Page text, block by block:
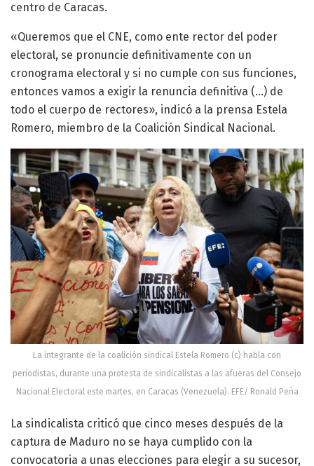
centro de Caracas.
«Queremos que el CNE, como ente rector del poder
electoral, se pronuncie definitivamente con un
cronograma electoral y si no cumple con sus funciones,
entonces vamos a exigir la renuncia definitiva (…) de
todo el cuerpo de rectores», indicó a la prensa Estela
Romero, miembro de la Coalición Sindical Nacional.
La integrante de la coalición sindical Estela Romero (c) habla con
periodistas, durante una protesta de sindicalistas a las afueras del Consejo
Nacional Electoral este martes, en Caracas (Venezuela). EFE/ Ronald Peña
La sindicalista criticó que cinco meses después de la
captura de Maduro no se haya cumplido con la
convocatoria a unas elecciones para elegir a su sucesor,